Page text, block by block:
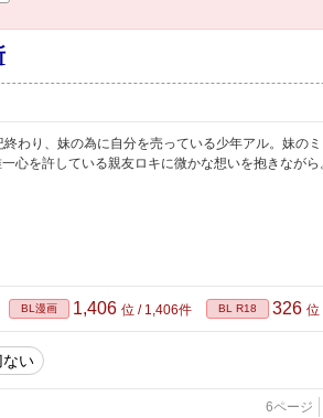
終わり、妹の為に自分を売っている少年アル。妹の
心を許している親友ロキに微かな想いを抱きながら
BL漫画 1,406 位 / 1,406件 BL R18 326 位
ない
6ページ